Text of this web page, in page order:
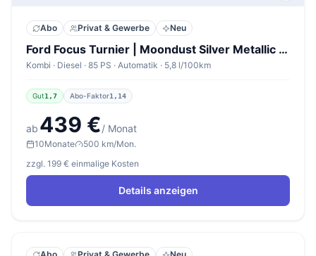
Abo Privat & Gewerbe Neu
Ford Focus Turnier | Moondust Silver Metallic Diesel
Kombi · Diesel · 85 PS · Automatik · 5,8 l/100km
Gut1,7 Abo-Faktor1,14
ab 439 €/ Monat
10Monate
500 km/Mon.
zzgl. 199 € einmalige Kosten
Details anzeigen